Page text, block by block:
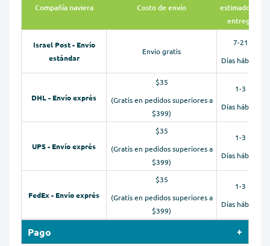
Compañía naviera Costo de envío
estimado de
entrega
Israel Post - Envío
estándar
Envío gratis
7-21
Días hábiles
DHL - Envío exprés
$35
(Gratis en pedidos superiores a
$399)
1-3
Días hábiles
UPS - Envío exprés
$35
(Gratis en pedidos superiores a
$399)
1-3
Días hábiles
FedEx - Envío exprés
$35
(Gratis en pedidos superiores a
$399)
1-3
Días hábiles
Pago